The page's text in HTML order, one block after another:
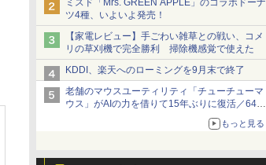
ミスド「Mrs. GREEN APPLE」のコラボドーナ
ツ4種、いよいよ発売！
【家電レビュー】手ごわい雑草との戦い、コメ
リの草刈機で完全勝利 掃除機感覚で使えた
KDDI、楽天へのローミングを9月末で終了
老舗のマウスユーティリティ「チューチューマ
ウス」がAIの力を借りて15年ぶりに復活／64bit
化、Windows 10/11、「Chrome」も走り回
る。復活記念で2026年末まで500円
もっと見る